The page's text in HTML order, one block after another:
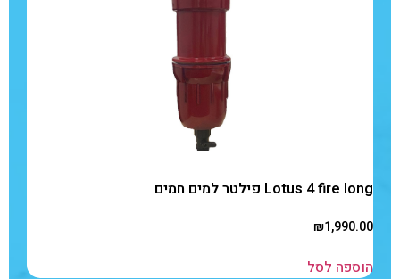
Lotus 4 fire long פילטר למים חמים
₪1,990.00
הוספה לסל